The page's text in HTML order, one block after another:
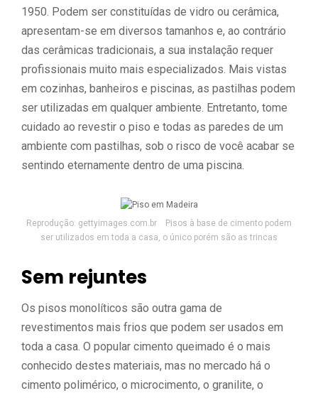
1950. Podem ser constituídas de vidro ou cerâmica,
apresentam-se em diversos tamanhos e, ao contrário
das cerâmicas tradicionais, a sua instalação requer
profissionais muito mais especializados. Mais vistas
em cozinhas, banheiros e piscinas, as pastilhas podem
ser utilizadas em qualquer ambiente. Entretanto, tome
cuidado ao revestir o piso e todas as paredes de um
ambiente com pastilhas, sob o risco de você acabar se
sentindo eternamente dentro de uma piscina.
Reprodução: gettyimages.com.br Pisos à base de cimento podem
ser utilizados em toda a casa, o único porém são as trincas
Sem rejuntes
Os pisos monolíticos são outra gama de
revestimentos mais frios que podem ser usados em
toda a casa. O popular cimento queimado é o mais
conhecido destes materiais, mas no mercado há o
cimento polimérico, o microcimento, o granilite, o